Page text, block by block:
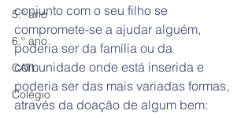
5.º ano
6.º ano
CATL
Colégio
conjunto com o seu filho se
compromete-se a ajudar alguém,
poderia ser da família ou da
comunidade onde está inserida e
poderia ser das mais variadas formas,
através da doação de algum bem: